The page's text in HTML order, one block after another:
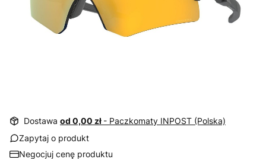
Dostawa od 0,00 zł - Paczkomaty INPOST (Polska)
Zapytaj o produkt
Negocjuj cenę produktu